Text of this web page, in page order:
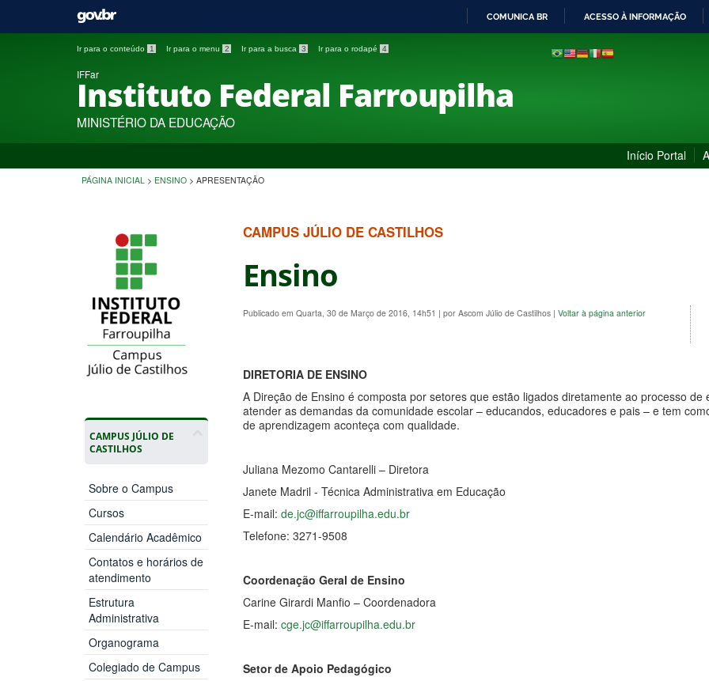
PARA
COMUNICA BR ACESSO À INFORMAÇÃO
Ir para o conteúdo 1 Ir para o menu 2 Ir para a busca 3 Ir para o rodapé 4
IFFar
Instituto Federal Farroupilha
MINISTÉRIO DA EDUCAÇÃO
Início Portal
PÁGINA INICIAL > ENSINO > APRESENTAÇÃO
CAMPUS JÚLIO DE
CASTILHOS
Sobre o Campus
Cursos
Calendário Acadêmico
Contatos e horários de
atendimento
Estrutura
Administrativa
Organograma
Colegiado de Campus
CAMPUS JÚLIO DE CASTILHOS
Ensino
Publicado em Quarta, 30 de Março de 2016, 14h51 | por Ascom Júlio de Castilhos | Voltar à página anterior
DIRETORIA DE ENSINO
A Direção de Ensino é composta por setores que estão ligados diretamente ao processo
atender as demandas da comunidade escolar – educandos, educadores e pais – e tem
de aprendizagem aconteça com qualidade.
Juliana Mezomo Cantarelli – Diretora
Janete Madril - Técnica Administrativa em Educação
E-mail: de.jc@iffarroupilha.edu.br
Telefone: 3271-9508
Coordenação Geral de Ensino
Carine Girardi Manfio – Coordenadora
E-mail: cge.jc@iffarroupilha.edu.br
Setor de Apoio Pedagógico